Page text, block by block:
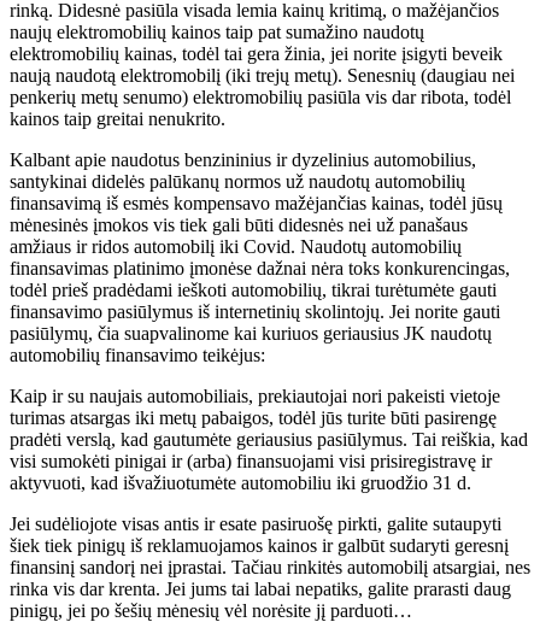
rinką. Didesnė pasiūla visada lemia kainų kritimą, o mažėjančios
naujų elektromobilių kainos taip pat sumažino naudotų
elektromobilių kainas, todėl tai gera žinia, jei norite įsigyti beveik
naują naudotą elektromobilį (iki trejų metų). Senesnių (daugiau nei
penkerių metų senumo) elektromobilių pasiūla vis dar ribota, todėl
kainos taip greitai nenukrito.
Kalbant apie naudotus benzininius ir dyzelinius automobilius,
santykinai didelės palūkanų normos už naudotų automobilių
finansavimą iš esmės kompensavo mažėjančias kainas, todėl jūsų
mėnesinės įmokos vis tiek gali būti didesnės nei už panašaus
amžiaus ir ridos automobilį iki Covid. Naudotų automobilių
finansavimas platinimo įmonėse dažnai nėra toks konkurencingas,
todėl prieš pradėdami ieškoti automobilių, tikrai turėtumėte gauti
finansavimo pasiūlymus iš internetinių skolintojų. Jei norite gauti
pasiūlymų, čia suapvalinome kai kuriuos geriausius JK naudotų
automobilių finansavimo teikėjus:
Kaip ir su naujais automobiliais, prekiautojai nori pakeisti vietoje
turimas atsargas iki metų pabaigos, todėl jūs turite būti pasirengę
pradėti verslą, kad gautumėte geriausius pasiūlymus. Tai reiškia, kad
visi sumokėti pinigai ir (arba) finansuojami visi prisiregistravę ir
aktyvuoti, kad išvažiuotumėte automobiliu iki gruodžio 31 d.
Jei sudėliojote visas antis ir esate pasiruošę pirkti, galite sutaupyti
šiek tiek pinigų iš reklamuojamos kainos ir galbūt sudaryti geresnį
finansinį sandorį nei įprastai. Tačiau rinkitės automobilį atsargiai, nes
rinka vis dar krenta. Jei jums tai labai nepatiks, galite prarasti daug
pinigų, jei po šešių mėnesių vėl norėsite jį parduoti…